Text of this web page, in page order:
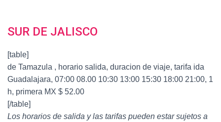
SUR DE JALISCO
[table]
de Tamazula , horario salida, duracion de viaje, tarifa ida
Guadalajara, 07:00 08.00 10:30 13:00 15:30 18:00 21:00, 1
h, primera MX $ 52.00
[/table]
Los horarios de salida y las tarifas pueden estar sujetos a